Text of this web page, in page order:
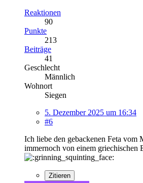
Reaktionen
90
Punkte
213
Beiträge
41
Geschlecht
Männlich
Wohnort
Siegen
5. Dezember 2025 um 16:34
#6
Ich liebe den gebackenen Feta vom
immernoch von einem griechischen
Zitieren